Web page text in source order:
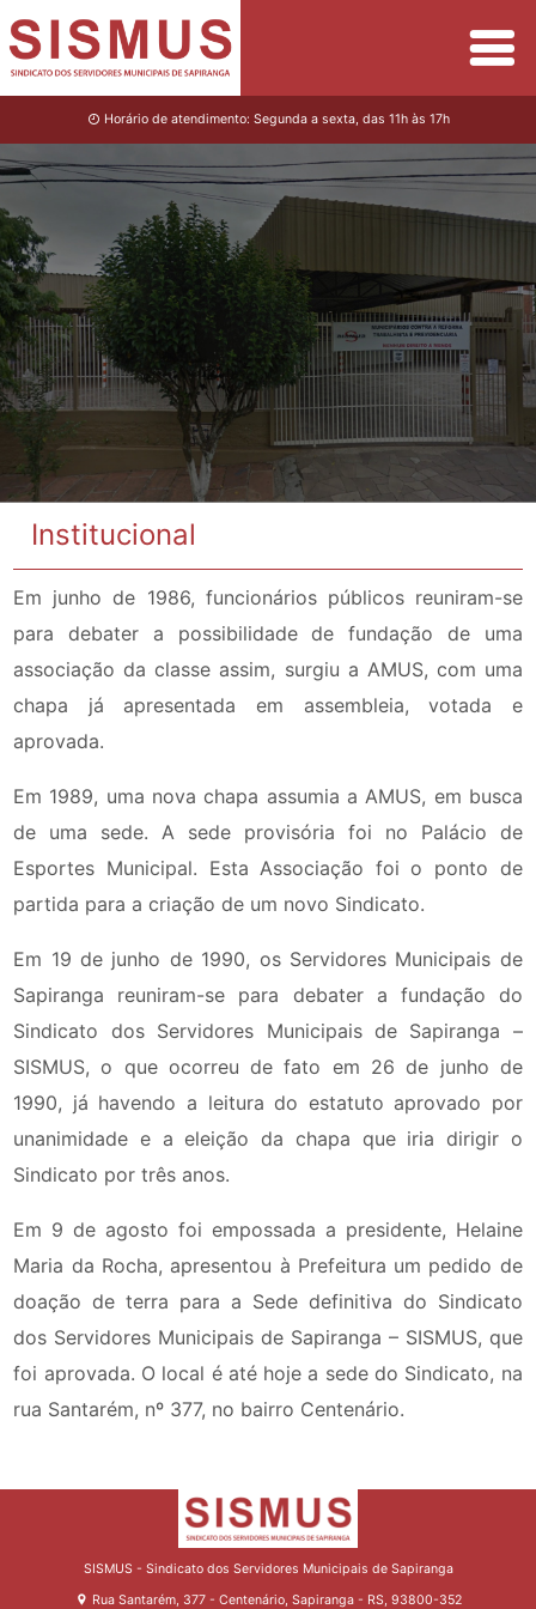
Horário de atendimento: Segunda a sexta, das 11h às 17h
Institucional
Em junho de 1986, funcionários públicos reuniram-se
para debater a possibilidade de fundação de uma
associação da classe assim, surgiu a AMUS, com uma
chapa já apresentada em assembleia, votada e
aprovada.
Em 1989, uma nova chapa assumia a AMUS, em busca
de uma sede. A sede provisória foi no Palácio de
Esportes Municipal. Esta Associação foi o ponto de
partida para a criação de um novo Sindicato.
Em 19 de junho de 1990, os Servidores Municipais de
Sapiranga reuniram-se para debater a fundação do
Sindicato dos Servidores Municipais de Sapiranga –
SISMUS, o que ocorreu de fato em 26 de junho de
1990, já havendo a leitura do estatuto aprovado por
unanimidade e a eleição da chapa que iria dirigir o
Sindicato por três anos.
Em 9 de agosto foi empossada a presidente, Helaine
Maria da Rocha, apresentou à Prefeitura um pedido de
doação de terra para a Sede definitiva do Sindicato
dos Servidores Municipais de Sapiranga – SISMUS, que
foi aprovada. O local é até hoje a sede do Sindicato, na
rua Santarém, nº 377, no bairro Centenário.
SISMUS - Sindicato dos Servidores Municipais de Sapiranga
Rua Santarém, 377 - Centenário, Sapiranga - RS, 93800-352